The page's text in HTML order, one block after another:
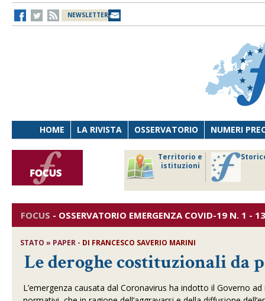
NEWSLETTER
HOME LA RIVISTA OSSERVATORIO NUMERI
Territorio e
istituzioni
FOCUS - OSSERVATORIO EMERGENZA COVID-19 N. 1 -
STATO » PAPER - DI FRANCESCO SAVERIO MARINI
Le deroghe costituzionali da
L’emergenza causata dal Coronavirus ha indotto il Governo